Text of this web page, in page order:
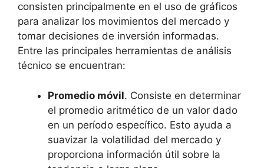
consisten principalmente en el uso de gráficos
para analizar los movimientos del mercado y
tomar decisiones de inversión informadas.
Entre las principales herramientas de análisis
técnico se encuentran:
Promedio móvil. Consiste en determinar
el promedio aritmético de un valor dado
en un período específico. Esto ayuda a
suavizar la volatilidad del mercado y
proporciona información útil sobre la